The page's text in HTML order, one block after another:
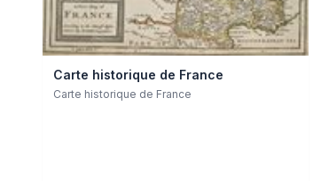
Carte historique de France
Carte historique de France